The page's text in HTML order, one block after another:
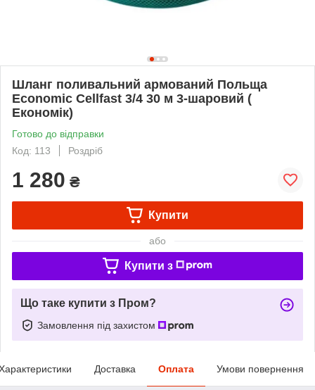
Шланг поливальний армований Польща
Economic Cellfast 3/4 30 м 3-шаровий (
Економік)
Готово до відправки
Код: 113
Роздріб
1 280 ₴
Купити
або
Купити з
Що таке купити з Пром?
Замовлення під захистом
Доставка Оплата Умови повернення